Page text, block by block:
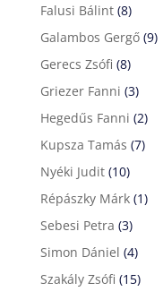
Falusi Bálint(8)
Galambos Gergő(9)
Gerecs Zsófi (8)
Griezer Fanni (3)
Hegedűs Fanni (2)
Kupsza Tamás (7)
Nyéki Judit(10)
Répászky Márk(1)
Sebesi Petra (3)
Simon Dániel (4)
Szakály Zsófi (15)